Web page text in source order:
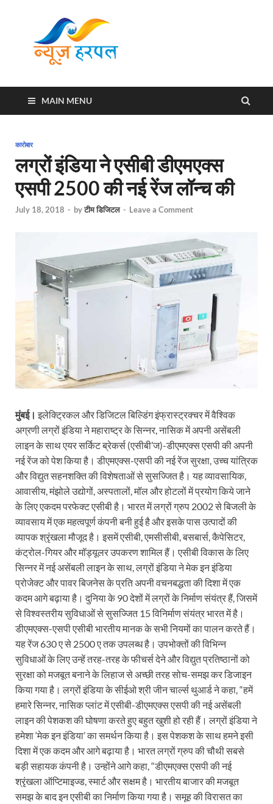
MAIN MENU
कारोबार
लग्रों इंडिया ने एसीबी डीएमएक्स
एसपी 2500 की नई रेंज लॉन्‍च की
July 18, 2018 - byटीम डिजिटल - Leave a Comment
मुंबई। इलेक्ट्रिकल और डिजिटल बिल्डिंग इंफ्रास्ट्रक्चर में वैश्विक
अग्रणी लग्रों इंडिया ने महाराष्ट्र के सिन्‍नर, नासिक में अपनी असेंबली
लाइन के साथ एयर सर्किट ब्रेकर्स (एसीबी’ज)-डीएमएक्‍स एसपी की अपनी
नई रेंज को पेश किया है। डीएमएक्‍स-एसपी की नई रेंज सुरक्षा, उच्‍च यांत्रिक
और विद्युत सहनशक्ति की विशेषताओं से सुसज्जित है। यह व्‍यावसायिक,
आवासीय, मंझोले उद्योगों, अस्पतालों, मॉल और होटलों में प्रयोग किये जाने
के लिए एकदम परफेक्ट एसीबी है। भारत में लग्रों ग्रुप 2002 से बिजली के
व्‍यावसाय में एक महत्‍वपूर्ण कंपनी बनी हुई है और इसके पास उत्‍पादों की
व्‍यापक श्रृंखला मौजूद है। इसमें एसीबी, एमसीसीबी, बसबार्स, कैपेसिटर,
कंट्रोल-गियर और मॉड्यूलर उपकरण शामिल हैं। एसीबी विकास के लिए
सिन्नर में नई असेंबली लाइन के साथ, लग्रों इंडिया ने मेक इन इंडिया
प्रोजेक्ट और पावर बिजनेस के प्रति अपनी वचनबद्धता की दिशा में एक
कदम आगे बढ़ाया है। दुनिया के 90 देशों में लग्रों के निर्माण संयंत्र हैं, जिसमें
से विश्वस्तरीय सुविधाओं से सुस‍ज्जित 15 विनिर्माण संयंत्र भारत में है।
डीएमएक्स-एसपी एसीबी भारतीय मानक के सभी नियमों का पालन करते हैं।
यह रेंज 630 ए से 2500 ए तक उपलब्ध है। उपभोक्तों की विभिन्न
सुविधाओं के लिए उन्हें तरह-तरह के फीचर्स देने और विद्युत प्रतिष्ठानों को
सुरक्षा को मजबूत बनाने के लिहाज से अच्छी तरह सोच-समझ कर डिजाइन
किया गया है। लग्रों इंडिया के सीईओ श्री जीन चार्ल्स थुआर्ड ने कहा, “हमें
हमारे सिन्‍नर, नासिक प्लांट में एसीबी-डीएमएक्‍स एसपी की नई असेंबली
लाइन की पेशकश की घोषणा करते हुए बहुत खुशी हो रही हैं। लग्रों इंडिया ने
हमेशा ‘मेक इन इंडिया’ का समर्थन किया है। इस पेशकश के साथ हमने इसी
दिशा में एक कदम और आगे बढ़ाया है। भारत लग्रों ग्रुप की चौथी सबसे
बड़ी सहायक कंपनी है। उन्होंने आगे कहा, “डीएमएक्स एसपी की नई
श्रृंखला ऑप्टिमाइज्‍ड, स्मार्ट और सक्षम है। भारतीय बाजार की मजबूत
समझ के बाद इन एसीबी का निर्माण किया गया है। समूह की विरासत का